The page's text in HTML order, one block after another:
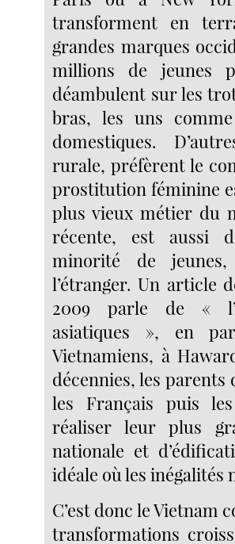
transforment en
grandes marques
millions de jeunes
déambulent sur les
bras, les uns
domestiques.
rurale, préfèrent le
prostitution féminine
plus vieux métier du
récente, est aussi
minorité de
l’étranger. Un article
2009 parle de «
asiatiques », en
Vietnamiens, à
décennies, les parents
les Français puis
réaliser leur plus
nationale et
idéale où les inégalités
C’est donc le Vietnam
transformations